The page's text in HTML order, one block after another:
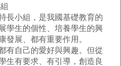
小組，是我國基礎教育的
學生的個性、培養學生的興
發展、都有重要作用。
自己的愛好與興趣。但從
生有要求、有引導，創造良